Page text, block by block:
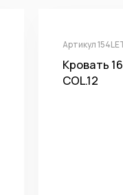
Артикул
Кровать
COL.12